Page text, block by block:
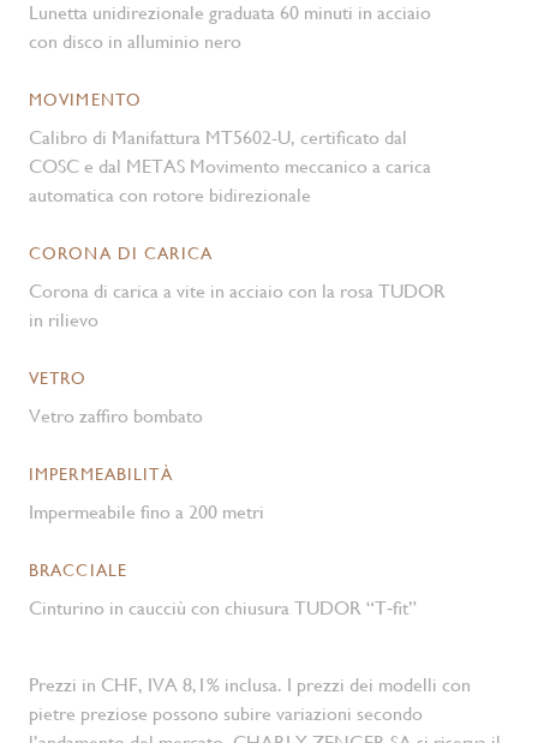
Lunetta unidirezionale graduata 60 minuti in acciaio
con disco in alluminio nero
MOVIMENTO
Calibro di Manifattura MT5602-U, certificato dal
COSC e dal METAS Movimento meccanico a carica
automatica con rotore bidirezionale
CORONA DI CARICA
Corona di carica a vite in acciaio con la rosa TUDOR
in rilievo
VETRO
Vetro zaffiro bombato
IMPERMEABILITÀ
Impermeabile fino a 200 metri
BRACCIALE
Cinturino in caucciù con chiusura TUDOR “T‑fit”
Prezzi in CHF, IVA 8,1% inclusa. I prezzi dei modelli con
pietre preziose possono subire variazioni secondo